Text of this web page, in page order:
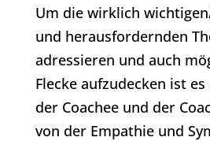
Um die wirklich
und herausfordernden
adressieren und auch
Flecke aufzudecken ist
der Coachee und der
von der Empathie und